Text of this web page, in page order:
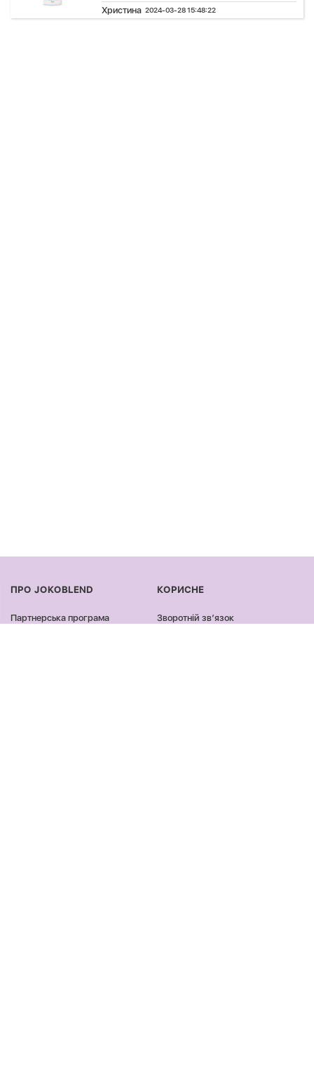
Христина 2024-03-28 15:48:22
ПРО JOKOBLEND
Партнерська програма
КОРИСНЕ
Зворотній звʼязок